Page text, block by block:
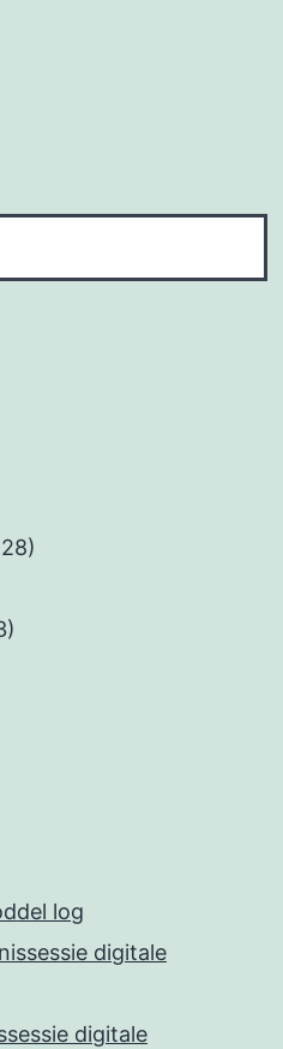
log
digitale
digitale